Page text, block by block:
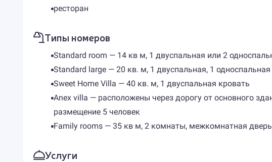
ресторан
Типы номеров
Standard room — 14 кв м, 1 двуспальная или 2
Standard large — 20 кв. м, 1 двуспальная, 1
Sweet Home Villa — 40 кв. м, 1 двуспальная кровать
Anex villa — расположены через дорогу от основного
размещение 5 человек
Family rooms — 35 кв м, 2 комнаты, межкомнатная
Услуги